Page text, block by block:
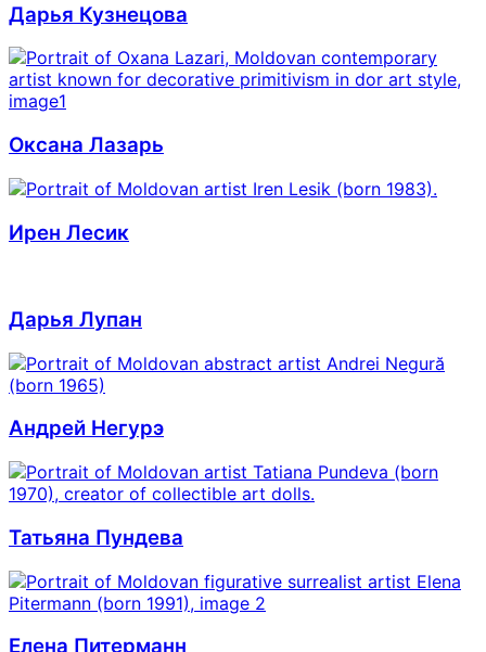
Дарья Кузнецова
Оксана Лазарь
Ирен Лесик
Дарья Лупан
Андрей Негурэ
Татьяна Пундева
Елена Питерманн